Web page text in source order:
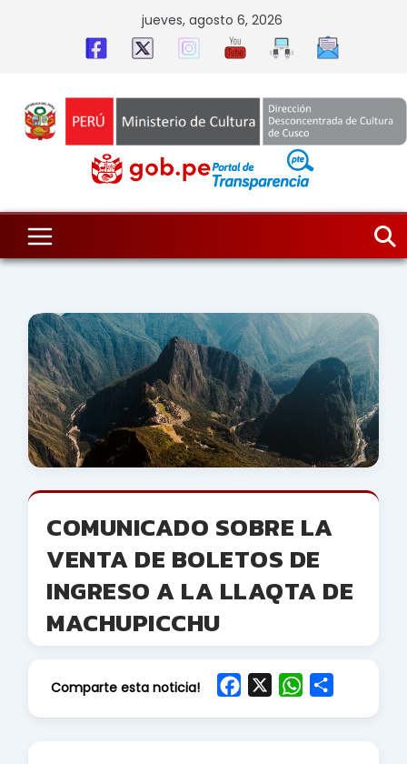
jueves, agosto 6, 2026
COMUNICADO SOBRE LA
VENTA DE BOLETOS DE
INGRESO A LA LLAQTA DE
MACHUPICCHU
Comparte esta noticia!
W